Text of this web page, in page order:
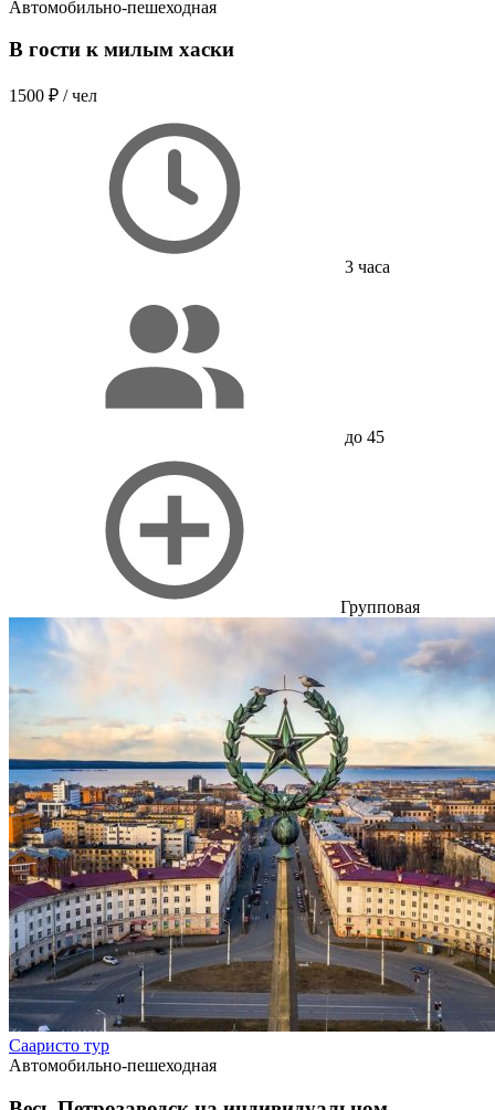
Автомобильно-пешеходная
В гости к милым хаски
1500 ₽ / чел
3 часа
до 45
Групповая
Сааристо тур
Автомобильно-пешеходная